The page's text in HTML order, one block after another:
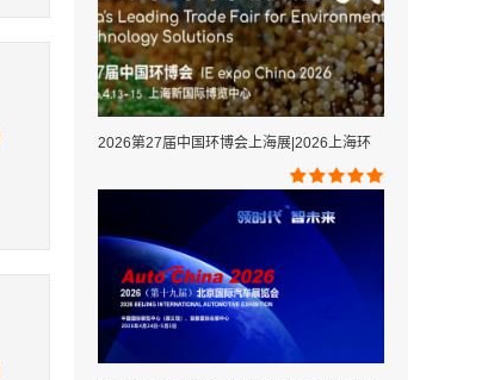
2026第27届中国环博会上海展|2026上海环